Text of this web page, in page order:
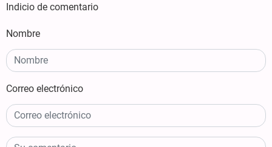
Indicio de comentario
Nombre
Correo electrónico